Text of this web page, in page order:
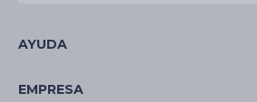
AYUDA
EMPRESA